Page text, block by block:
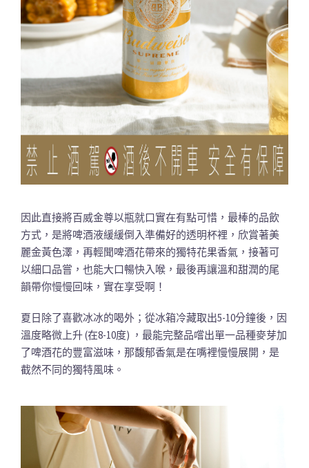
因此直接將百威金尊以瓶就口實在有點可惜，最棒的品飲
方式，是將啤酒液緩緩倒入準備好的透明杯裡，欣賞著美
麗金黃色澤，再輕聞啤酒花帶來的獨特花果香氣，接著可
以細口品嘗，也能大口暢快入喉，最後再讓溫和甜潤的尾
韻帶你慢慢回味，實在享受啊！
夏日除了喜歡冰冰的喝外；從冰箱冷藏取出5-10分鐘後，因
溫度略微上升 (在8-10度) ，最能完整品嚐出單一品種麥芽加
了啤酒花的豐富滋味，那馥郁香氣是在嘴裡慢慢展開，是
截然不同的獨特風味。